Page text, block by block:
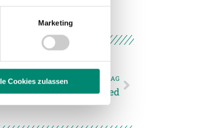
Verwendung unserer
Marketing
Cookies zulassenNÄCHSTER NEWSEINTRAG
bei der SV Josko Ried